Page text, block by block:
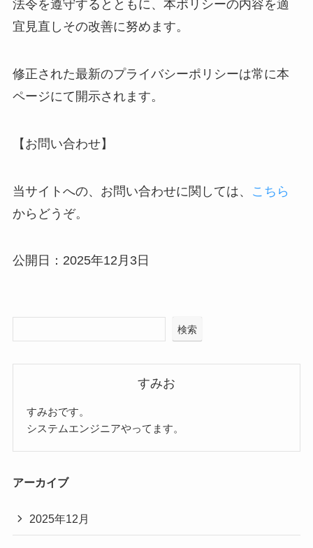
法令を遵守するとともに、本ポリシーの内容を適
宜見直しその改善に努めます。
修正された最新のプライバシーポリシーは常に本
ページにて開示されます。
【お問い合わせ】
当サイトへの、お問い合わせに関しては、
こちら
からどうぞ。
公開日：2025年12月3日
検索
すみお
すみおです。
システムエンジニアやってます。
アーカイブ
2025年12月